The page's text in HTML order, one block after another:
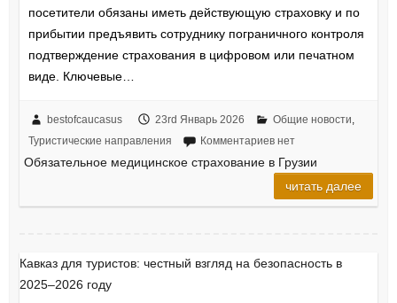
посетители обязаны иметь действующую страховку и по
прибытии предъявить сотруднику пограничного контроля
подтверждение страхования в цифровом или печатном
виде. Ключевые…
bestofcaucasus 23rd Январь 2026 Общие новости,
Туристические направления
Комментариев нет
Обязательное медицинское страхование в Грузии
читать далее
Кавказ для туристов: честный взгляд на безопасность в
2025–2026 году